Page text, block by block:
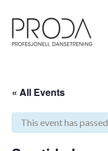
sidens
hovedinnhold
« All Events
This event has